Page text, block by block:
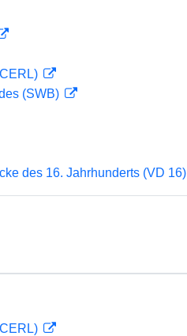
(SWB)
des 16. Jahrhunderts (VD 16)